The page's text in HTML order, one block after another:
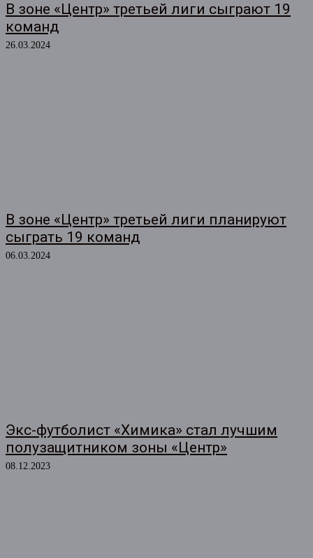
В зоне «Центр» третьей лиги сыграют 19
команд
26.03.2024
В зоне «Центр» третьей лиги планируют
сыграть 19 команд
06.03.2024
Экс-футболист «Химика» стал лучшим
полузащитником зоны «Центр»
08.12.2023